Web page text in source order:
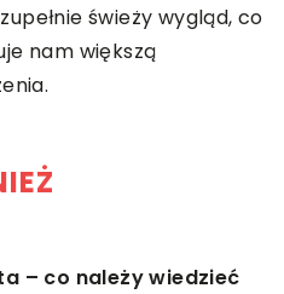
świeży wygląd, co
nam większą
– co należy wiedzieć